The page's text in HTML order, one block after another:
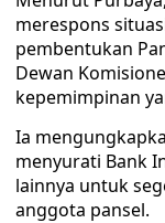
merespons
pembentukan
Dewan
kepemimpinan
Ia
menyurati Bank
lainnya untuk
anggota pansel.